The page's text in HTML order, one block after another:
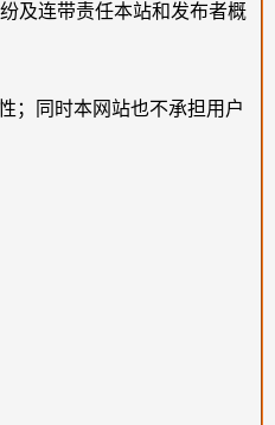
及连带责任本站和发布者概
；同时本网站也不承担用户